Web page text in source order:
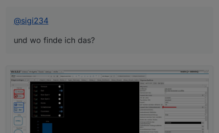
@sigi234
und wo finde ich das?